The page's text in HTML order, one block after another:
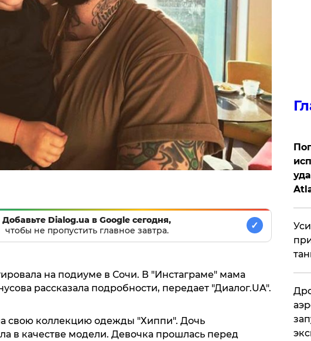
Добавьте Dialog.ua в Google сегодня,
чтобы не пропустить главное завтра.
✓
на подиуме в Сочи. В "Инстаграме" мама
рассказала подробности, передает "Диалог.UA".
свою коллекцию одежды "Хиппи". Дочь
в качестве модели. Девочка прошлась перед